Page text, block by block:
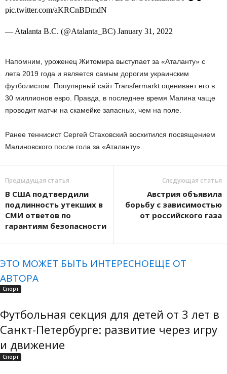
pic.twitter.com/aKRCnBDmdN
— Atalanta B.C. (@Atalanta_BC) January 31, 2022
Напомним, уроженец Житомира выступает за «Аталанту» с
лета 2019 года и является самым дорогим украинским
футболистом. Популярный сайт Transfermarkt оценивает его в
30 миллионов евро. Правда, в последнее время Малина чаще
проводит матчи на скамейке запасных, чем на поле.
Ранее теннисист Сергей Стаховский восхитился посвящением
Малиновского после гола за «Аталанту».
Предыдущая статья
В США подтвердили
подлинность утекших в
СМИ ответов по
гарантиям безопасности
Следующая статья
Австрия объявила
борьбу с зависимостью
от российского газа
ЭТО МОЖЕТ БЫТЬ ИНТЕРЕСНОЕЩЕ ОТ
АВТОРА
Спорт
Футбольная секция для детей от 3 лет в
Санкт-Петербурге: развитие через игру
и движение
Спорт